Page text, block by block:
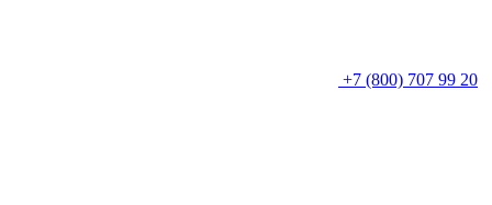
+7 (800) 707 99 20